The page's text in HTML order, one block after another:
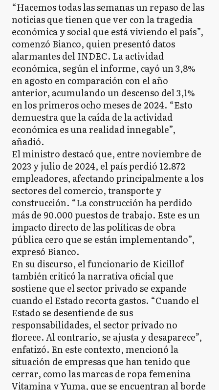
“Hacemos todas las semanas un repaso de las
noticias que tienen que ver con la tragedia
económica y social que está viviendo el país”,
comenzó Bianco, quien presentó datos
alarmantes del INDEC. La actividad
económica, según el informe, cayó un 3,8%
en agosto en comparación con el año
anterior, acumulando un descenso del 3,1%
en los primeros ocho meses de 2024. “Esto
demuestra que la caída de la actividad
económica es una realidad innegable”,
añadió.
El ministro destacó que, entre noviembre de
2023 y julio de 2024, el país perdió 12.872
empleadores, afectando principalmente a los
sectores del comercio, transporte y
construcción. “La construcción ha perdido
más de 90.000 puestos de trabajo. Este es un
impacto directo de las políticas de obra
pública cero que se están implementando”,
expresó Bianco.
En su discurso, el funcionario de Kicillof
también criticó la narrativa oficial que
sostiene que el sector privado se expande
cuando el Estado recorta gastos. “Cuando el
Estado se desentiende de sus
responsabilidades, el sector privado no
florece. Al contrario, se ajusta y desaparece”,
enfatizó. En este contexto, mencionó la
situación de empresas que han tenido que
cerrar, como las marcas de ropa femenina
Vitamina y Yuma, que se encuentran al borde